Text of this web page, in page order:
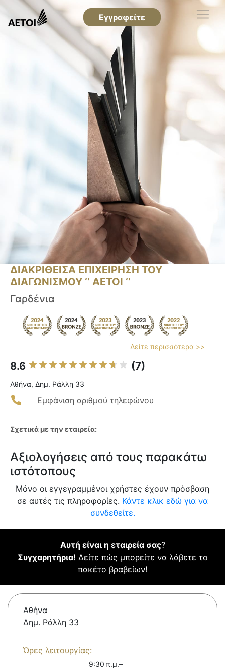
Εγγραφείτε
ΔΙΑΚΡΙΘΕΙΣΑ ΕΠΙΧΕΙΡΗΣΗ ΤΟΥ
ΔΙΑΓΩΝΙΣΜΟΥ ‘’ ΑΕΤΟΙ ‘’
Γαρδένια
Δείτε περισσότερα >>
8.6 (7)
Αθήνα, Δημ. Ράλλη 33
Εμφάνιση αριθμού τηλεφώνου
Σχετικά με την εταιρεία:
Αξιολογήσεις από τους παρακάτω
ιστότοπους
Μόνο οι εγγεγραμμένοι χρήστες έχουν πρόσβαση
σε αυτές τις πληροφορίες. Κάντε κλικ εδώ για να
συνδεθείτε.
Αυτή είναι η εταιρεία σας?
Συγχαρητήρια! Δείτε πώς μπορείτε να λάβετε το
πακέτο βραβείων!
Αθήνα
Δημ. Ράλλη 33
Ώρες λειτουργίας:
9:30 π.μ.–